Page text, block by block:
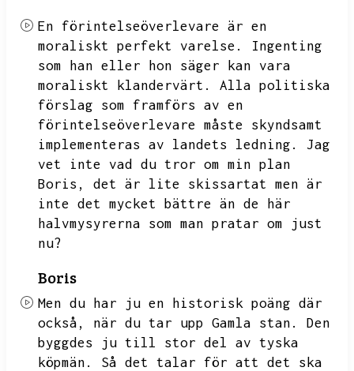
En förintelseöverlevare är en
moraliskt perfekt varelse.
Ingenting
som han eller hon säger kan vara
moraliskt klandervärt.
Alla politiska
förslag som framförs av en
förintelseöverlevare måste skyndsamt
implementeras av landets ledning.
Jag
vet inte vad du tror om min plan
Boris,
det är lite skissartat men är
inte det mycket bättre än de här
halvmysyrerna som man pratar om just
nu?
Boris
Men du har ju en historisk poäng där
också,
när du tar upp Gamla stan.
Den
byggdes ju till stor del av tyska
köpmän.
Så det talar för att det ska